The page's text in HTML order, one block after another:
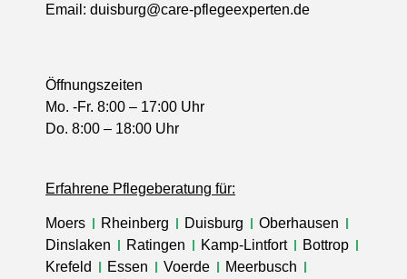
Email: duisburg@care-pflegeexperten.de
Öffnungszeiten
Mo. -Fr. 8:00 – 17:00 Uhr
Do. 8:00 – 18:00 Uhr
Erfahrene Pflegeberatung für:
Moers Rheinberg Duisburg
Oberhausen
Dinslaken
Ratingen Kamp-Lintfort
Bottrop
Krefeld
Essen Voerde
Meerbusch